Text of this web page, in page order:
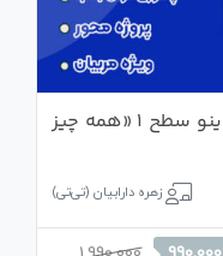
دوره مربی‌گری برنامه‌نویسی آردوینو سطح 1 «همه چیز
زهره دارابیان (تی‌تی)